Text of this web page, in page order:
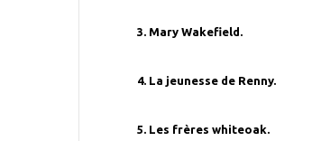
3. Mary Wakefield.
4. La jeunesse de Renny.
5. Les frères whiteoak.